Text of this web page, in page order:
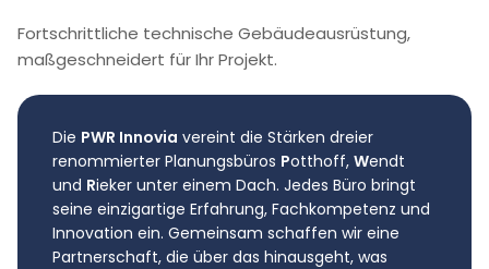
Fortschrittliche technische Gebäudeausrüstung,
maßgeschneidert für Ihr Projekt.
Die PWR Innovia vereint die Stärken dreier
renommierter Planungsbüros Potthoff, Wendt
und Rieker unter einem Dach. Jedes Büro bringt
seine einzigartige Erfahrung, Fachkompetenz und
Innovation ein. Gemeinsam schaffen wir eine
Partnerschaft, die über das hinausgeht, was